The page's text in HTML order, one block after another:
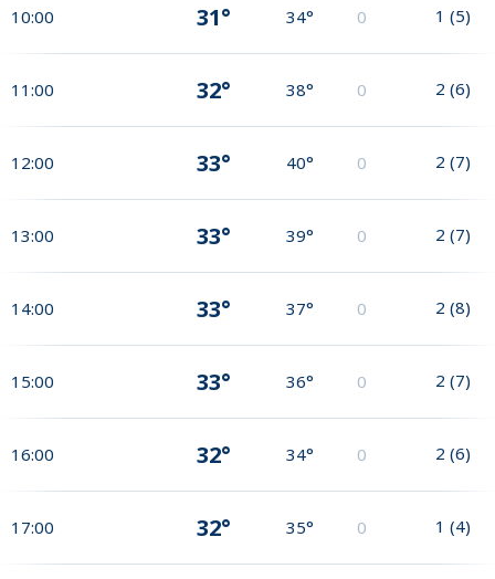
10:00 31° 34° 0 1 (5)
11:00 32° 38° 0 2 (6)
12:00 33° 40° 0 2 (7)
13:00 33° 39° 0 2 (7)
14:00 33° 37° 0 2 (8)
15:00 33° 36° 0 2 (7)
16:00 32° 34° 0 2 (6)
17:00 32° 35° 0 1 (4)